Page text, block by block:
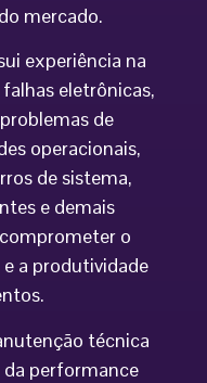
mercado.
experiência na
eletrônicas,
de
operacionais,
de sistema,
e demais
o
a produtividade
técnica
performance